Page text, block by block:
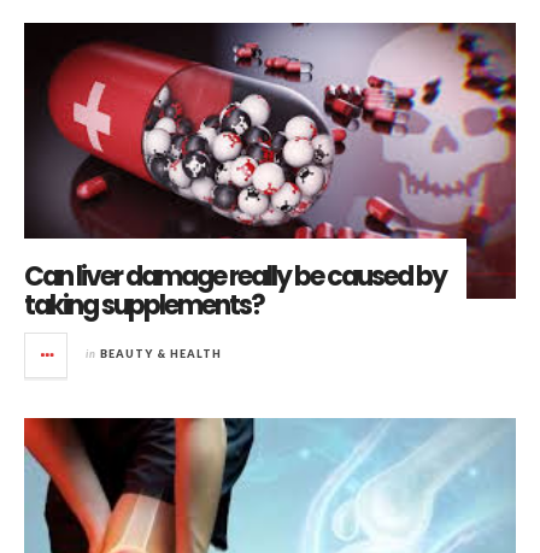
Can liver damage really be caused by
taking supplements?
in BEAUTY & HEALTH